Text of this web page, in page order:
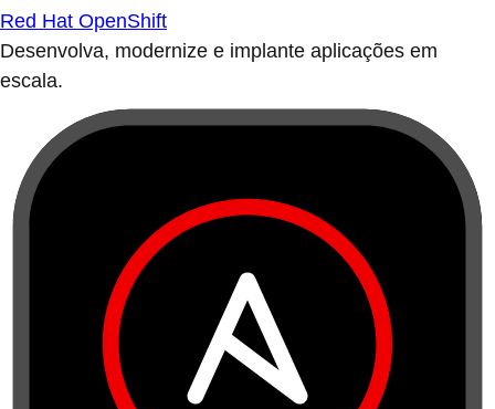
Desenvolva, modernize e implante aplicações em
escala.